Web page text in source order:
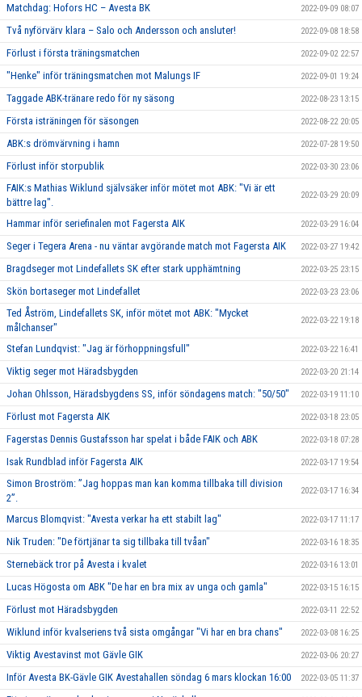
Matchdag: Hofors HC – Avesta BK 2022-09-09 08:07
Två nyförvärv klara – Salo och Andersson och ansluter! 2022-09-08 18:58
Förlust i första träningsmatchen 2022-09-02 22:57
"Henke" inför träningsmatchen mot Malungs IF 2022-09-01 19:24
Taggade ABK-tränare redo för ny säsong 2022-08-23 13:15
Första isträningen för säsongen 2022-08-22 20:05
ABK:s drömvärvning i hamn 2022-07-28 19:50
Förlust inför storpublik 2022-03-30 23:06
FAIK:s Mathias Wiklund självsäker inför mötet mot ABK: "Vi är ett
bättre lag".
2022-03-29 20:09
Hammar inför seriefinalen mot Fagersta AIK 2022-03-29 16:04
Seger i Tegera Arena - nu väntar avgörande match mot Fagersta AIK 2022-03-27 19:42
Bragdseger mot Lindefallets SK efter stark upphämtning 2022-03-25 23:15
Skön bortaseger mot Lindefallet 2022-03-23 23:06
Ted Åström, Lindefallets SK, inför mötet mot ABK: "Mycket
målchanser"
2022-03-22 19:18
Stefan Lundqvist: "Jag är förhoppningsfull" 2022-03-22 16:41
Viktig seger mot Häradsbygden 2022-03-20 21:14
Johan Ohlsson, Häradsbygdens SS, inför söndagens match: "50/50" 2022-03-19 11:10
Förlust mot Fagersta AIK 2022-03-18 23:05
Fagerstas Dennis Gustafsson har spelat i både FAIK och ABK 2022-03-18 07:28
Isak Rundblad inför Fagersta AIK 2022-03-17 19:54
Simon Broström: ”Jag hoppas man kan komma tillbaka till division
2”.
2022-03-17 16:34
Marcus Blomqvist: "Avesta verkar ha ett stabilt lag" 2022-03-17 11:17
Nik Truden: "De förtjänar ta sig tillbaka till tvåan" 2022-03-16 18:35
Sternebäck tror på Avesta i kvalet 2022-03-16 13:01
Lucas Högosta om ABK "De har en bra mix av unga och gamla" 2022-03-15 16:15
Förlust mot Häradsbygden 2022-03-11 22:52
Wiklund inför kvalseriens två sista omgångar "Vi har en bra chans" 2022-03-08 16:25
Viktig Avestavinst mot Gävle GIK 2022-03-06 20:27
Inför Avesta BK-Gävle GIK Avestahallen söndag 6 mars klockan 16:00 2022-03-05 11:37